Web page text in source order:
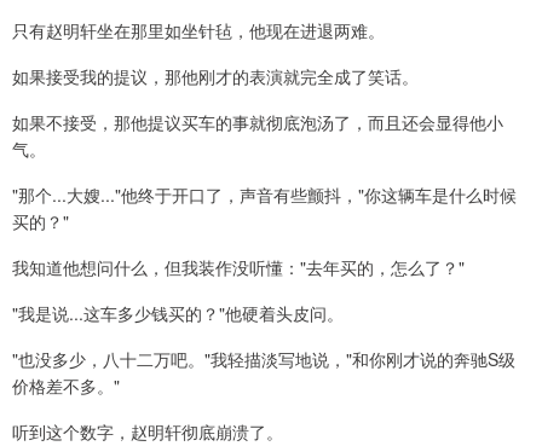
只有赵明轩坐在那里如坐针毡，他现在进退两难。
如果接受我的提议，那他刚才的表演就完全成了笑话。
如果不接受，那他提议买车的事就彻底泡汤了，而且还会显得他小
气。
"那个...大嫂..."他终于开口了，声音有些颤抖，"你这辆车是什么时候
买的？"
我知道他想问什么，但我装作没听懂："去年买的，怎么了？"
"我是说...这车多少钱买的？"他硬着头皮问。
"也没多少，八十二万吧。"我轻描淡写地说，"和你刚才说的奔驰S级
价格差不多。"
听到这个数字，赵明轩彻底崩溃了。